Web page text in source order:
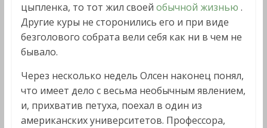
цыпленка, то тот жил своей обычной жизнью .
Другие куры не сторонились его и при виде
безголового собрата вели себя как ни в чем не
бывало.
Через несколько недель Олсен наконец понял,
что имеет дело с весьма необычным явлением,
и, прихватив петуха, поехал в один из
американских университетов. Профессора,